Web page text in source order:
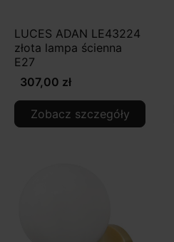
LUCES ADAN LE43224
złota lampa ścienna
E27
307,00 zł
Zobacz szczegóły